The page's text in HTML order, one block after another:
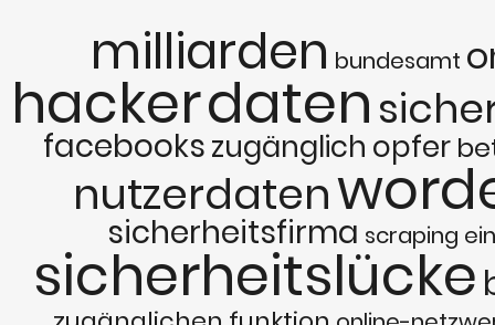
milliarden bundesamt
hackerdaten
facebookszugänglich opfer
nutzerdaten
sicherheitsfirma scraping
sicherheitslücke